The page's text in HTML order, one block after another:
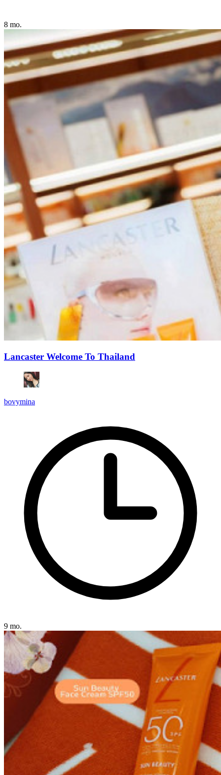
8 mo.
Lancaster Welcome To Thailand
bovymina
9 mo.